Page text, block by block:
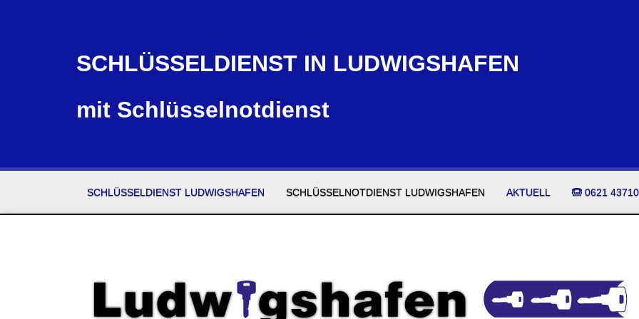
SCHLÜSSELDIENST IN LUDWIGSHAFEN
mit Schlüsselnotdienst
SCHLÜSSELDIENST LUDWIGSHAFEN SCHLÜSSELNOTDIENST LUDWIGSHAFEN AKTUELL 0621